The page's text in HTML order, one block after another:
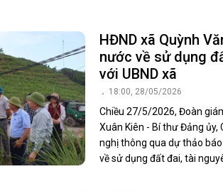
HĐND xã Quỳnh
nước về sử dụng
với UBND xã
18:00, 28/05/2026
Chiều 27/5/2026, Đoàn
Xuân Kiên - Bí thư Đảng ủy,
nghị thông qua dự thảo
về sử dụng đất đai, tài